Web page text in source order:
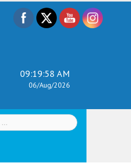
09:20:00 AM
06/Aug/2026